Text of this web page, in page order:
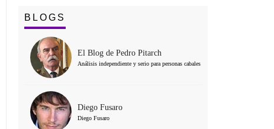
BLOGS
El Blog de Pedro Pitarch
Análisis independiente y serio para personas cabales
Diego Fusaro
Diego Fusaro